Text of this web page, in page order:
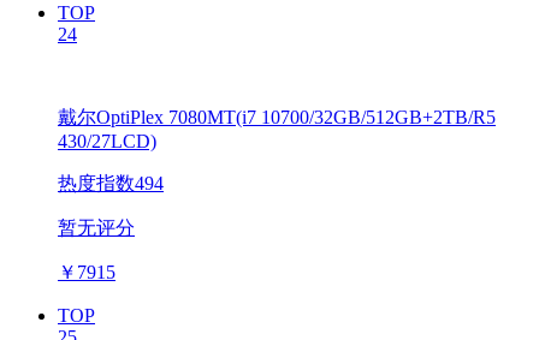
TOP
24
戴尔OptiPlex 7080MT(i7 10700/32GB/512GB+2TB/R5
430/27LCD)
热度指数494
暂无评分
￥ 7915
TOP